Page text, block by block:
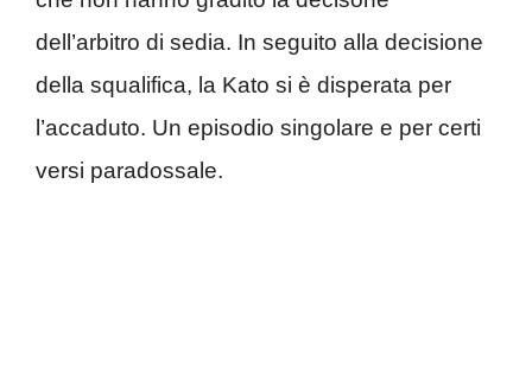
dell’arbitro di sedia. In seguito alla decisione
della squalifica, la Kato si è disperata per
l’accaduto. Un episodio singolare e per certi
versi paradossale.